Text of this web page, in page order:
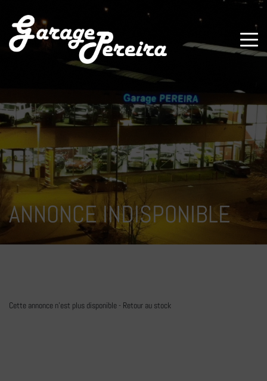
ANNONCE INDISPONIBLE
Cette annonce n'est plus disponible - Retour au stock
Paramètres avancés des cookies